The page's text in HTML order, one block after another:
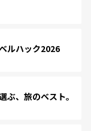
ルハック2026
、旅のベスト。